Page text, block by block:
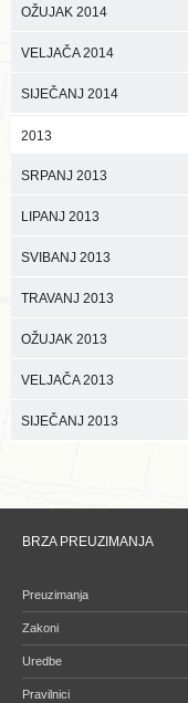
OŽUJAK 2014
VELJAČA 2014
SIJEČANJ 2014
2013
SRPANJ 2013
LIPANJ 2013
SVIBANJ 2013
TRAVANJ 2013
OŽUJAK 2013
VELJAČA 2013
SIJEČANJ 2013
BRZA PREUZIMANJA
Preuzimanja
Zakoni
Uredbe
Pravilnici